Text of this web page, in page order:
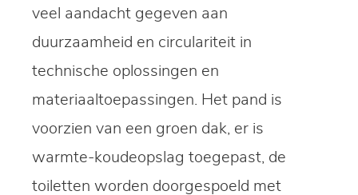
veel aandacht gegeven aan
duurzaamheid en circulariteit in
technische oplossingen en
materiaaltoepassingen. Het pand is
voorzien van een groen dak, er is
warmte-koudeopslag toegepast, de
toiletten worden doorgespoeld met